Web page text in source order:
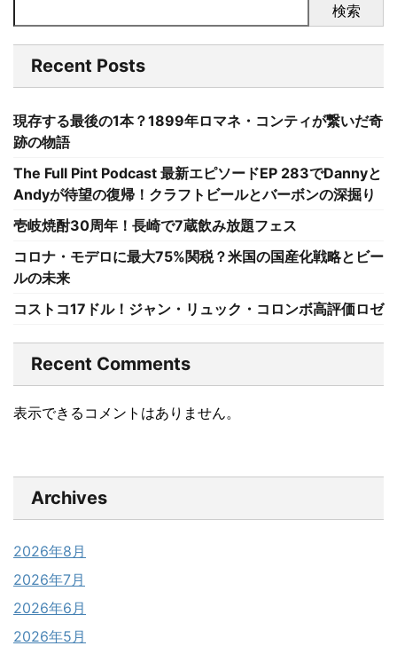
検索
Recent Posts
現存する最後の1本？1899年ロマネ・コンティが繋いだ奇
跡の物語
The Full Pint Podcast 最新エピソードEP 283でDannyと
Andyが待望の復帰！クラフトビールとバーボンの深掘り
壱岐焼酎30周年！長崎で7蔵飲み放題フェス
コロナ・モデロに最大75%関税？米国の国産化戦略とビー
ルの未来
コストコ17ドル！ジャン・リュック・コロンボ高評価ロゼ
Recent Comments
表示できるコメントはありません。
Archives
2026年8月
2026年7月
2026年6月
2026年5月